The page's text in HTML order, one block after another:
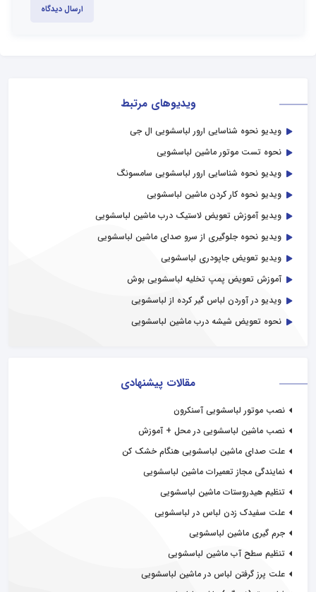
ویدیوهای مرتبط
ویدیو نحوه شناسایی ارور لباسشویی ال جی
نحوه تست موتور ماشین لباسشویی
ویدیو نحوه شناسایی ارور لباسشویی سامسونگ
ویدیو نحوه کار کردن ماشین لباسشویی
ویدیو آموزش تعویض لاستیک درب ماشین لباسشویی
ویدیو نحوه جلوگیری از سرو صدای ماشین لباسشویی
ویدیو تعویض جاپودری لباسشویی
آموزش تعویض پمپ تخلیه لباسشویی بوش
ویدیو در آوردن لباس گیر کرده از لباسشویی
نحوه تعویض شیشه درب ماشین لباسشویی
مقالات پیشنهادی
نصب موتور لباسشویی آسنکرون
نصب ماشین لباسشویی در محل + آموزش
علت صدای ماشین لباسشویی هنگام خشک کن
نمایندگی مجاز تعمیرات ماشین لباسشویی
تنظیم هیدروستات ماشین لباسشویی
علت سفیدک زدن لباس در لباسشویی
جرم گیری ماشین لباسشویی
تنظیم سطح آب ماشین لباسشویی
علت پرز گرفتن لباس در ماشین لباسشویی
ارسال دیدگاه